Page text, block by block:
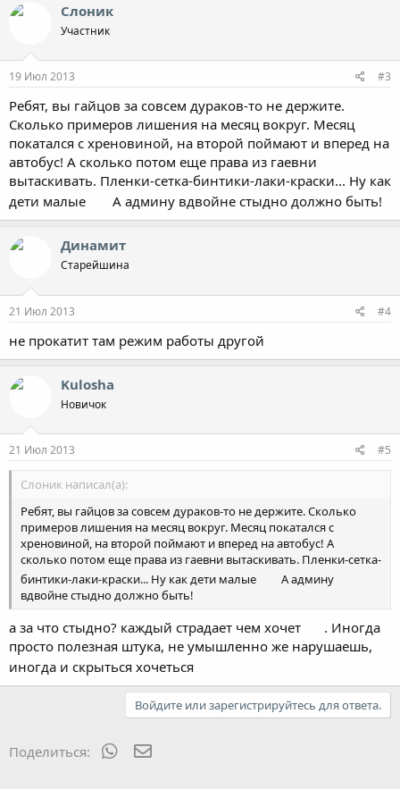
Слоник
Участник
19 Июл 2013 #3
Ребят, вы гайцов за совсем дураков-то не держите.
Сколько примеров лишения на месяц вокруг. Месяц
покатался с хреновиной, на второй поймают и вперед на
автобус! А сколько потом еще права из гаевни
вытаскивать. Пленки-сетка-бинтики-лаки-краски... Ну как
дети малые
А админу вдвойне стыдно должно быть!
Динамит
Старейшина
21 Июл 2013 #4
не прокатит там режим работы другой
Kulosha
Новичок
21 Июл 2013 #5
Слоник написал(а):
Ребят, вы гайцов за совсем дураков-то не держите. Сколько
примеров лишения на месяц вокруг. Месяц покатался с
хреновиной, на второй поймают и вперед на автобус! А
сколько потом еще права из гаевни вытаскивать. Пленки-сетка-
бинтики-лаки-краски... Ну как дети малые
А админу
вдвойне стыдно должно быть!
а за что стыдно? каждый страдает чем хочет
. Иногда
просто полезная штука, не умышленно же нарушаешь,
иногда и скрыться хочеться
Войдите или зарегистрируйтесь для ответа.
Поделиться: WhatsApp